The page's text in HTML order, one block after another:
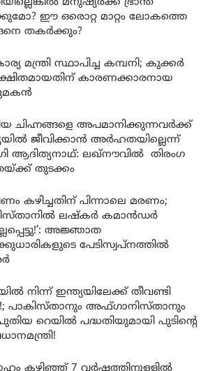
ഈ ഒരൊറ്റ മാറ്റം ലോകത്തെ
തകർക്കും?
മന്ത്രി സ്ഥാപിച്ച കമ്പനി; കുക്കർ
കാരണക്കാരനായ
ചിഹ്നങ്ങളെ അപമാനിക്കുന്നവർക്ക്
ജീവിക്കാൻ അർഹതയില്ലെന്ന്
ആദിത്യനാഥ്: ലഖ്‌നൗവിൽ തിരംഗ
തുടക്കം
കഴിച്ചതിന് പിന്നാലെ മരണം;
ലഷ്കർ കമാൻഡർ
അജ്ഞാത
പേടിസ്വപ്നത്തിൽ
നിന്ന് ഇന്ത്യയിലേക്ക് തീവണ്ടി
പാകിസ്താനും അഫ്ഗാനിസ്താനും
റെയിൽ പദ്ധതിയുമായി പുടിന്റെ